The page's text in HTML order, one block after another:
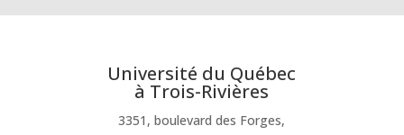
Université du Québec
à Trois-Rivières
3351, boulevard des Forges,